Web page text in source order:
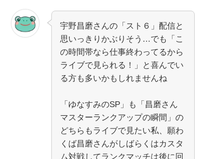
宇野昌磨さんの「スト６」配信と
思いっきりかぶりそう…でも「こ
の時間帯なら仕事終わってるから
ライブで見られる！」と喜んでい
る方も多いかもしれませんね
「ゆなすみのSP」も「昌磨さん
マスターランクアップの瞬間」の
どちらもライブで見たい私、願わ
くば昌磨さんがしばらくはカスタ
ム対戦してランクマッチは後に回